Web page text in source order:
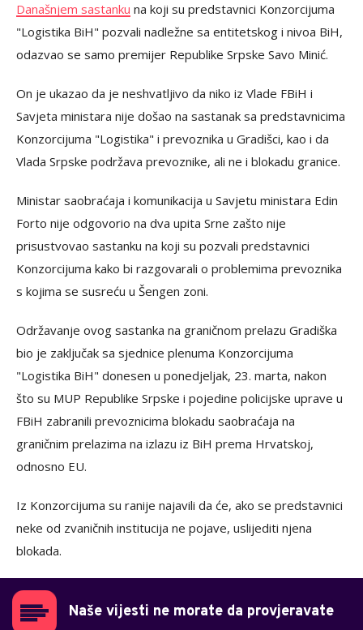
Današnjem sastanku na koji su predstavnici Konzorcijuma
"Logistika BiH" pozvali nadležne sa entitetskog i nivoa BiH,
odazvao se samo premijer Republike Srpske Savo Minić.
On je ukazao da je neshvatljivo da niko iz Vlade FBiH i
Savjeta ministara nije došao na sastanak sa predstavnicima
Konzorcijuma "Logistika" i prevoznika u Gradišci, kao i da
Vlada Srpske podržava prevoznike, ali ne i blokadu granice.
Ministar saobraćaja i komunikacija u Savjetu ministara Edin
Forto nije odgovorio na dva upita Srne zašto nije
prisustvovao sastanku na koji su pozvali predstavnici
Konzorcijuma kako bi razgovarali o problemima prevoznika
s kojima se susreću u Šengen zoni.
Održavanje ovog sastanka na graničnom prelazu Gradiška
bio je zaključak sa sjednice plenuma Konzorcijuma
"Logistika BiH" donesen u ponedjeljak, 23. marta, nakon
što su MUP Republike Srpske i pojedine policijske uprave u
FBiH zabranili prevoznicima blokadu saobraćaja na
graničnim prelazima na izlazu iz BiH prema Hrvatskoj,
odnosno EU.
Iz Konzorcijuma su ranije najavili da će, ako se predstavnici
neke od zvaničnih institucija ne pojave, uslijediti njena
blokada.
Naše vijesti ne morate da provjeravate